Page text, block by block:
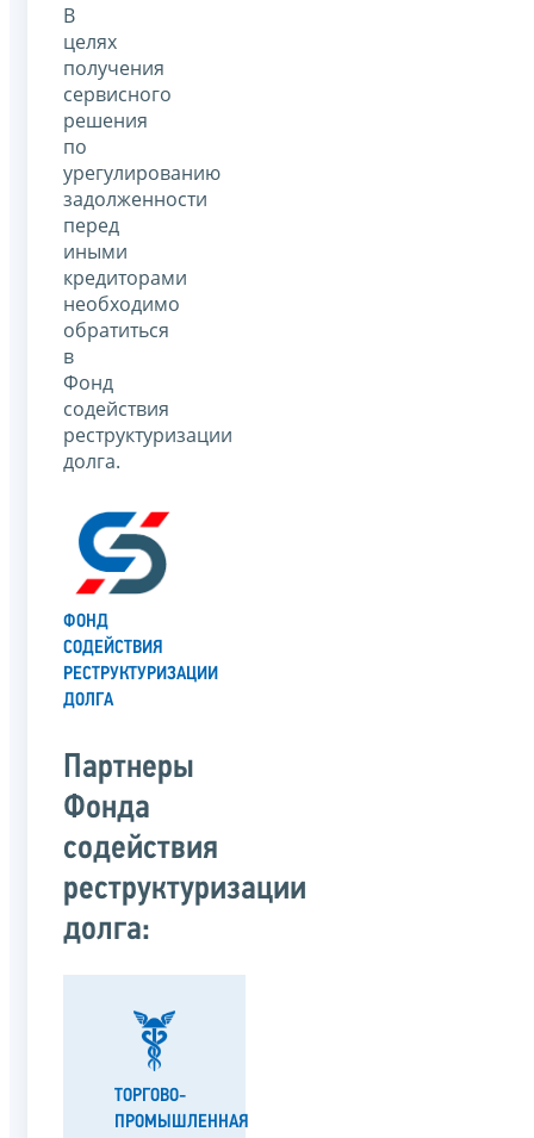
В
целях
получения
сервисного
решения
по
урегулированию
задолженности
перед
иными
кредиторами
необходимо
обратиться
в
Фонд
содействия
реструктуризации
долга.
ФОНД
СОДЕЙСТВИЯ
РЕСТРУКТУРИЗАЦИИ
ДОЛГА
Партнеры
Фонда
содействия
реструктуризации
долга:
ТОРГОВО-
ПРОМЫШЛЕННАЯ